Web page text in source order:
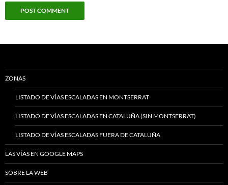
ZONAS
LISTADO DE VÍAS ESCALADAS EN MONTSERRAT
LISTADO DE VÍAS ESCALADAS EN CATALUÑA (SIN MONTSERRAT)
LISTADO DE VÍAS ESCALADAS FUERA DE CATALUÑA
LAS VÍAS EN GOOGLE MAPS
SOBRE LA WEB